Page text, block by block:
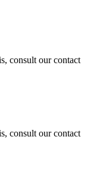
consult our contact
consult our contact